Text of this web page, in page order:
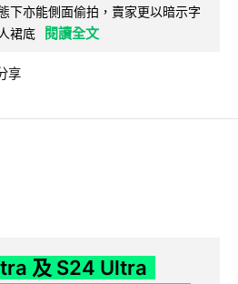
下亦能側面偷拍，賣家更以暗示字
裙底 閱讀全文
享
及 S24 Ultra